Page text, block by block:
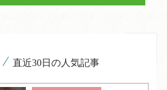
/ 直近30日の人気記事